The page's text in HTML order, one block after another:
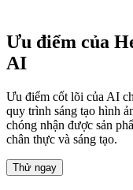
Ưu điểm của
AI
Ưu điểm cốt lõi của AI
quy trình sáng tạo hình
chóng nhận được sản
chân thực và sáng tạo.
Thử ngay